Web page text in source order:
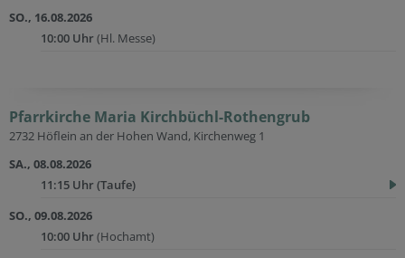
SO., 16.08.2026
10:00 Uhr(Hl. Messe)
Pfarrkirche Maria Kirchbüchl-Rothengrub
2732 Höflein an der Hohen Wand, Kirchenweg 1
SA., 08.08.2026
11:15 Uhr(Taufe)
SO., 09.08.2026
10:00 Uhr(Hochamt)